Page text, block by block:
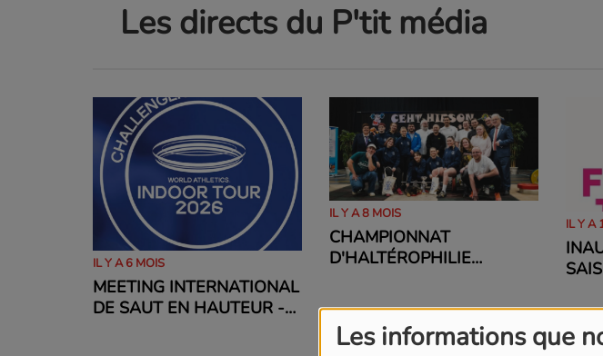
Les informations que
Les directs du P'tit média
IL Y A 6 MOIS
MEETING INTERNATIONAL
DE SAUT EN HAUTEUR -
IL Y A 8 MOIS
CHAMPIONNAT
D'HALTÉROPHILIE
IL Y A